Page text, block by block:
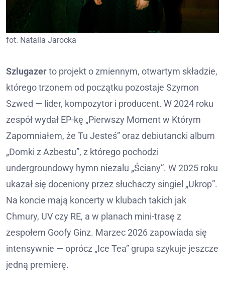
fot. Natalia Jarocka
Szlugazerto projekt o zmiennym, otwartym składzie,
którego trzonem od początku pozostaje Szymon
Szwed — lider, kompozytor i producent. W 2024 roku
zespół wydał EP-kę „Pierwszy Moment w Którym
Zapomniałem, że Tu Jesteś” oraz debiutancki album
„Domki z Azbestu”, z którego pochodzi
undergroundowy hymn niezalu „Ściany”. W 2025 roku
ukazał się doceniony przez słuchaczy singiel „Ukrop”.
Na koncie mają koncerty w klubach takich jak
Chmury, UV czy RE, a w planach mini-trasę z
zespołem Goofy Ginz. Marzec 2026 zapowiada się
intensywnie — oprócz „Ice Tea” grupa szykuje jeszcze
jedną premierę.